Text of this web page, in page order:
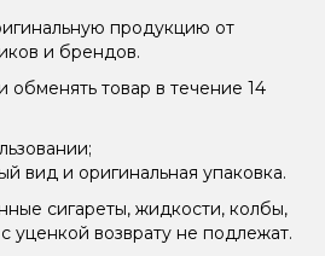
продукцию от
и брендов.
обменять товар в течение 14
вид и оригинальная упаковка.
сигареты, жидкости, колбы,
уценкой возврату не подлежат.